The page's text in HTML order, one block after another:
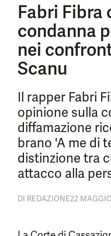
Fabri Fibra
condanna
nei
Scanu
Il rapper Fabri
opinione sulla
diffamazione
brano 'A me di
distinzione tra
attacco alla
DI REDAZIONE22